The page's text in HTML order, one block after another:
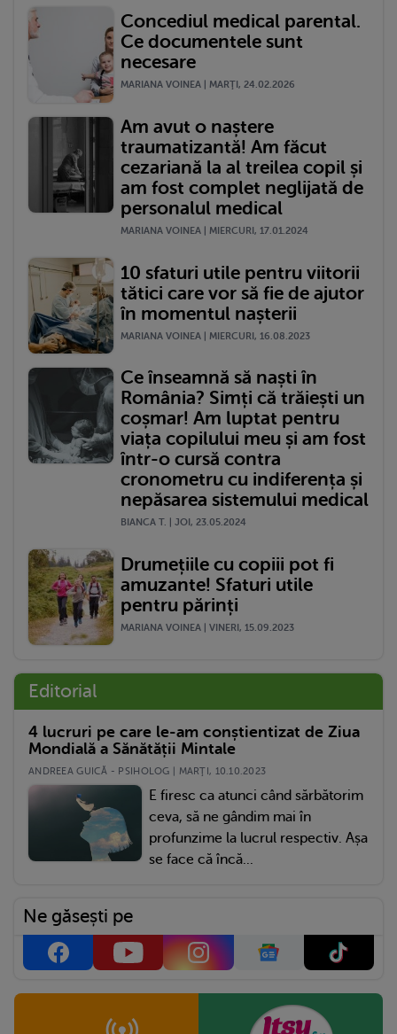
Concediul medical parental.
Ce documentele sunt
necesare
MARIANA VOINEA | MARŢI, 24.02.2026
Am avut o naștere
traumatizantă! Am făcut
cezariană la al treilea copil și
am fost complet neglijată de
personalul medical
MARIANA VOINEA | MIERCURI, 17.01.2024
10 sfaturi utile pentru viitorii
tătici care vor să fie de ajutor
în momentul nașterii
MARIANA VOINEA | MIERCURI, 16.08.2023
Ce înseamnă să naști în
România? Simți că trăiești un
coșmar! Am luptat pentru
viața copilului meu și am fost
într-o cursă contra
cronometru cu indiferența și
nepăsarea sistemului medical
BIANCA T. | JOI, 23.05.2024
Drumețiile cu copiii pot fi
amuzante! Sfaturi utile
pentru părinți
MARIANA VOINEA | VINERI, 15.09.2023
Editorial
4 lucruri pe care le-am conștientizat de Ziua
Mondială a Sănătății Mintale
ANDREEA GUICĂ - PSIHOLOG | MARŢI, 10.10.2023
E firesc ca atunci când sărbătorim
ceva, să ne gândim mai în
profunzime la lucrul respectiv. Așa
se face că încă...
Ne găsești pe